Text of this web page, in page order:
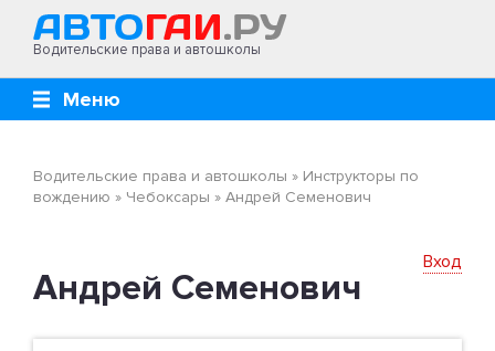
Водительские права и автошколы
Меню
Водительские права и автошколы » Инструкторы по
вождению » Чебоксары » Андрей Семенович
Вход
Андрей Семенович